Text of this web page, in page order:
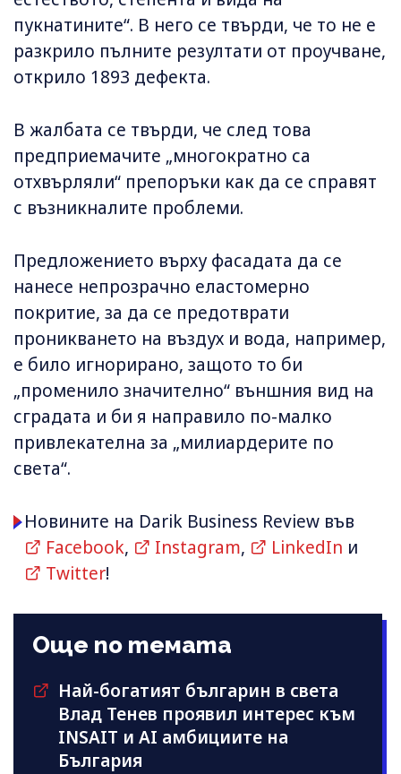
пукнатините“. В него се твърди, че то не е
разкрило пълните резултати от проучване,
открило 1893 дефекта.
В жалбата се твърди, че след това
предприемачите „многократно са
отхвърляли“ препоръки как да се справят
с възникналите проблеми.
Предложението върху фасадата да се
нанесе непрозрачно еластомерно
покритие, за да се предотврати
проникването на въздух и вода, например,
е било игнорирано, защото то би
„променило значително“ външния вид на
сградата и би я направило по-малко
привлекателна за „милиардерите по
света“.
Новините на Darik Business Review във
Facebook, Instagram, LinkedIn и
Twitter!
Още по темата
Най-богатият българин в света
Влад Тенев проявил интерес към
INSAIT и AI амбициите на
България